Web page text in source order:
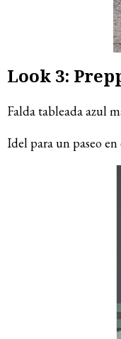
Look 3:
Falda tableada azul
Idel para un paseo